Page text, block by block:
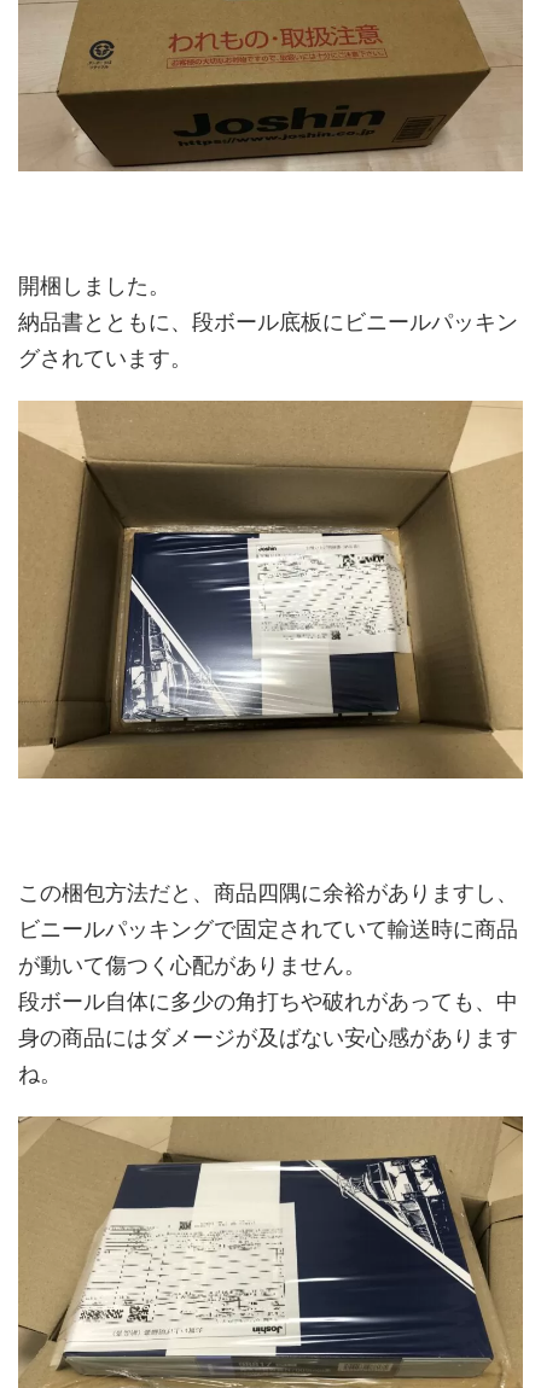
開梱しました。
納品書とともに、段ボール底板にビニールパッキン
グされています。
この梱包方法だと、商品四隅に余裕がありますし、
ビニールパッキングで固定されていて輸送時に商品
が動いて傷つく心配がありません。
段ボール自体に多少の角打ちや破れがあっても、中
身の商品にはダメージが及ばない安心感があります
ね。